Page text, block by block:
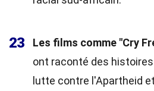
23
Les films comme "Cry
ont raconté des
lutte contre l'Apartheid